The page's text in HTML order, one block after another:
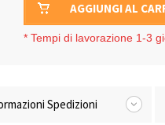
AGGIUNGI AL
* Tempi di lavorazione 1-3
Spedizioni